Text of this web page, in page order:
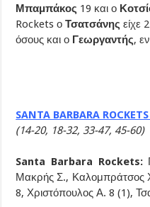
Μπαμπάκος 19 και ο
Rockets οΤσατσάνηςείχε
όσους και ο Γεωργαντής,
SANTA BARBARA
(14-20, 18-32, 33-47, 45-60)
Santa Barbara Rockets:
Μακρής Σ., Καλομπράτσος
8, Χριστόπουλος Α. 8 (1),